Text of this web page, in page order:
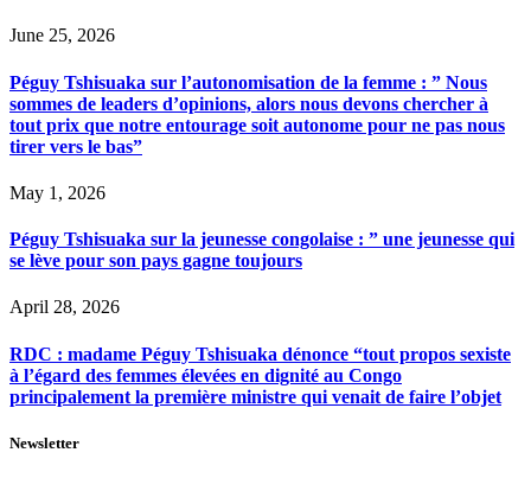
June 25, 2026
Péguy Tshisuaka sur l’autonomisation de la femme : ” Nous
sommes de leaders d’opinions, alors nous devons chercher à
tout prix que notre entourage soit autonome pour ne pas nous
tirer vers le bas”
May 1, 2026
Péguy Tshisuaka sur la jeunesse congolaise : ” une jeunesse qui
se lève pour son pays gagne toujours
April 28, 2026
RDC : madame Péguy Tshisuaka dénonce “tout propos sexiste
à l’égard des femmes élevées en dignité au Congo
principalement la première ministre qui venait de faire l’objet
Newsletter